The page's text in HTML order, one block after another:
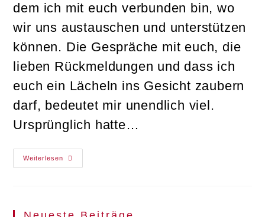
dem ich mit euch verbunden bin, wo
wir uns austauschen und unterstützen
können. Die Gespräche mit euch, die
lieben Rückmeldungen und dass ich
euch ein Lächeln ins Gesicht zaubern
darf, bedeutet mir unendlich viel.
Ursprünglich hatte…
Weiterlesen
Shop
News